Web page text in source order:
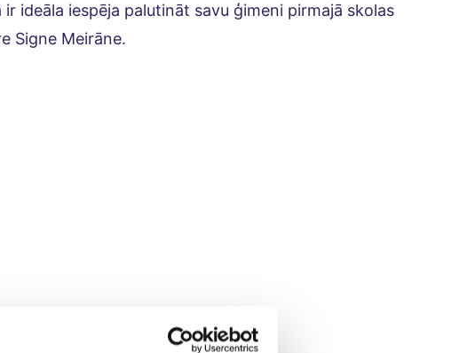
ideāla iespēja palutināt savu ģimeni pirmajā skolas
Signe Meirāne.